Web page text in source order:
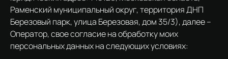
Раменский муниципальный округ, территория ДНП
Березовый парк, улица Березовая, дом 35/3), далее –
Оператор, свое согласие на обработку моих
персональных данных на следующих условиях: